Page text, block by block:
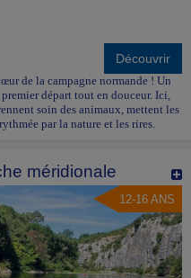
Découvrir
de la campagne normande ! Un
départ tout en douceur. Ici,
soin des animaux, mettent les
par la nature et les rires.
méridionale
12-16 ANS